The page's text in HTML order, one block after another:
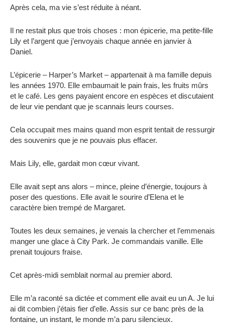
Après cela, ma vie s’est réduite à néant.
Il ne restait plus que trois choses : mon épicerie, ma petite-fille
Lily et l’argent que j’envoyais chaque année en janvier à
Daniel.
L’épicerie – Harper’s Market – appartenait à ma famille depuis
les années 1970. Elle embaumait le pain frais, les fruits mûrs
et le café. Les gens payaient encore en espèces et discutaient
de leur vie pendant que je scannais leurs courses.
Cela occupait mes mains quand mon esprit tentait de ressurgir
des souvenirs que je ne pouvais plus effacer.
Mais Lily, elle, gardait mon cœur vivant.
Elle avait sept ans alors – mince, pleine d’énergie, toujours à
poser des questions. Elle avait le sourire d’Elena et le
caractère bien trempé de Margaret.
Toutes les deux semaines, je venais la chercher et l’emmenais
manger une glace à City Park. Je commandais vanille. Elle
prenait toujours fraise.
Cet après-midi semblait normal au premier abord.
Elle m’a raconté sa dictée et comment elle avait eu un A. Je lui
ai dit combien j’étais fier d’elle. Assis sur ce banc près de la
fontaine, un instant, le monde m’a paru silencieux.